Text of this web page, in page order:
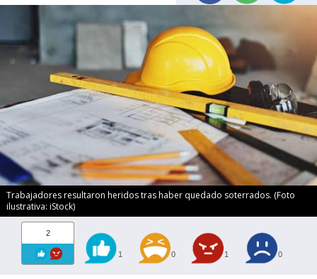
Trabajadores resultaron heridos tras haber quedado soterrados. (Foto
ilustrativa: iStock)
2
1 0 1 0